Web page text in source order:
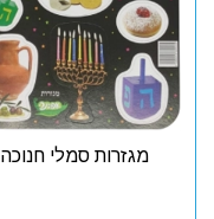
מגזרות סמלי חנוכה